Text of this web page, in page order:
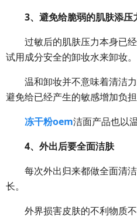
3、避免给脆弱的肌肤添压
过敏后的肌肤压力本身已经
试用成分安全的卸妆水来卸妆。
温和卸妆并不意味着清洁力
避免给已经产生的敏感增加负
冻干粉oem洁面产品也以
4、外出后要全面洁肤
每次外出归来都做全面清洁
长。
外界损害皮肤的不利物质不